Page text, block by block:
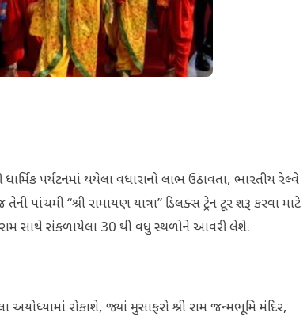
પર્યટનમાં થયેલા વધારાનો લાભ ઉઠાવતા, ભારતીય રેલ્વે
પાંચમી “શ્રી રામાયણ યાત્રા” ડિલક્સ ટ્રેન ટૂર શરૂ કરવા માટે
સાથે સંકળાયેલા 30 થી વધુ સ્થળોને આવરી લેશે.
રોકાશે, જ્યાં મુસાફરો શ્રી રામ જન્મભૂમિ મંદિર,